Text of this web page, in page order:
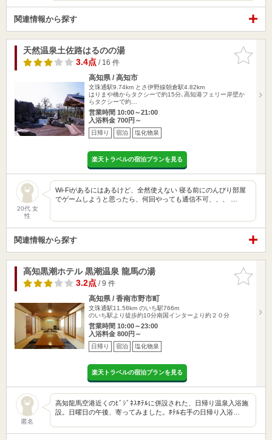
関連情報から探す
お気に入
りに追加
天然温泉土佐路はるのの湯
3.4点/ 16 件
高知県 / 高知市
文珠通駅9.74km とさ伊野線朝倉駅4.82km
はりまや橋からタクシーで約15分､高知港フェリー岸壁か
らタクシーで約…
営業時間 10:00～21:00
入浴料金 700円～
日帰り 宿泊 塩化物泉
楽天トラベルの宿泊プランを見る
20代 女
性
Wi-Fiがあるにはあるけど、全然使えない 寝る前にのんびり部屋
でゲームしようと思ったら、何回やっても通信不可、、、 …
関連情報から探す
お気に入
りに追加
高知黒潮ホテル 黒潮温泉 龍馬の湯
3.2点/ 9 件
高知県 / 香南市野市町
文珠通駅11.58km のいち駅766m
のいち駅より徒歩約10分南国インターより約２０分
営業時間 10:00～23:00
入浴料金 800円～
日帰り 宿泊 塩化物泉
楽天トラベルの宿泊プランを見る
匿名
高知龍馬空港近くのﾋﾞｼﾞﾈｽﾎﾃﾙに併設された、日帰り温泉入浴施
設。日曜日の午後、寄ってみました。ﾎﾃﾙ右手の日帰り入浴…